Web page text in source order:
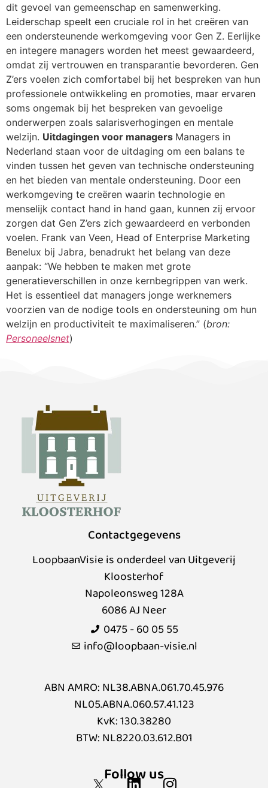
dit gevoel van gemeenschap en samenwerking.
Leiderschap speelt een cruciale rol in het creëren van
een ondersteunende werkomgeving voor Gen Z. Eerlijke
en integere managers worden het meest gewaardeerd,
omdat zij vertrouwen en transparantie bevorderen. Gen
Z’ers voelen zich comfortabel bij het bespreken van hun
professionele ontwikkeling en promoties, maar ervaren
soms ongemak bij het bespreken van gevoelige
onderwerpen zoals salarisverhogingen en mentale
welzijn. Uitdagingen voor managers Managers in
Nederland staan voor de uitdaging om een balans te
vinden tussen het geven van technische ondersteuning
en het bieden van mentale ondersteuning. Door een
werkomgeving te creëren waarin technologie en
menselijk contact hand in hand gaan, kunnen zij ervoor
zorgen dat Gen Z’ers zich gewaardeerd en verbonden
voelen. Frank van Veen, Head of Enterprise Marketing
Benelux bij Jabra, benadrukt het belang van deze
aanpak: “We hebben te maken met grote
generatieverschillen in onze kernbegrippen van werk.
Het is essentieel dat managers jonge werknemers
voorzien van de nodige tools en ondersteuning om hun
welzijn en productiviteit te maximaliseren.” (bron:
Personeelsnet)
Contactgegevens
LoopbaanVisie is onderdeel van Uitgeverij
Kloosterhof
Napoleonsweg 128A
6086 AJ Neer
0475 - 60 05 55
info@loopbaan-visie.nl
ABN AMRO: NL38.ABNA.061.70.45.976
NL05.ABNA.060.57.41.123
KvK: 130.38280
BTW: NL8220.03.612.B01
Follow us